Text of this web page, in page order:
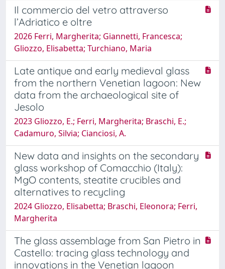
Il commercio del vetro attraverso
l’Adriatico e oltre
2026 Ferri, Margherita; Giannetti, Francesca;
Gliozzo, Elisabetta; Turchiano, Maria
Late antique and early medieval glass
from the northern Venetian lagoon: New
data from the archaeological site of
Jesolo
2023 Gliozzo, E.; Ferri, Margherita; Braschi, E.;
Cadamuro, Silvia; Cianciosi, A.
New data and insights on the secondary
glass workshop of Comacchio (Italy):
MgO contents, steatite crucibles and
alternatives to recycling
2024 Gliozzo, Elisabetta; Braschi, Eleonora; Ferri,
Margherita
The glass assemblage from San Pietro in
Castello: tracing glass technology and
innovations in the Venetian lagoon